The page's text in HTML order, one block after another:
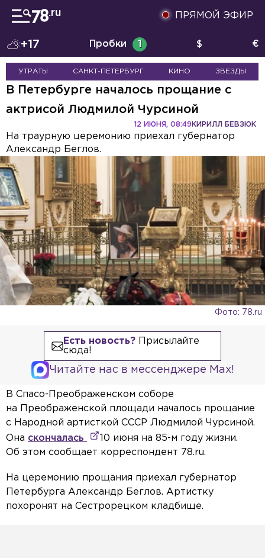
ПРЯМОЙ ЭФИР
+17 Пробки 1 $ €
УТРАТЫ САНКТ-ПЕТЕРБУРГ КИНО ЗВЕЗДЫ
В Петербурге началось прощание с
актрисой Людмилой Чурсиной
КИРИЛЛ БЕВЗЮК
12 ИЮНЯ, 08:49
На траурную церемонию приехал губернатор
Александр Беглов.
Фото: 78.ru
Есть новость?Присылайте
сюда!
Читайте нас в мессенджере Max!
В Спасо-Преображенском соборе
на Преображенской площади началось прощание
с Народной артисткой СССР Людмилой Чурсиной.
Она скончалась
10 июня на 85-м году жизни.
Об этом сообщает корреспондент 78.ru.
На церемонию прощания приехал губернатор
Петербурга Александр Беглов. Артистку
похоронят на Сестрорецком кладбище.